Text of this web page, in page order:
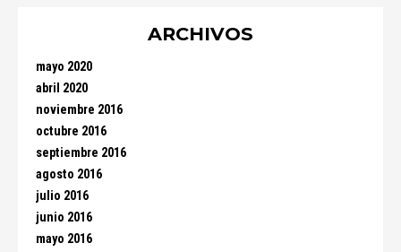
ARCHIVOS
mayo 2020
abril 2020
noviembre 2016
octubre 2016
septiembre 2016
agosto 2016
julio 2016
junio 2016
mayo 2016